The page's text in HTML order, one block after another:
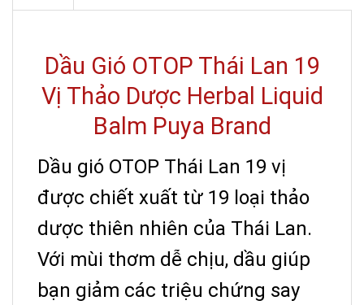
Dầu Gió OTOP Thái Lan 19
Vị Thảo Dược Herbal Liquid
Balm Puya Brand
Dầu gió OTOP Thái Lan 19 vị
được chiết xuất từ 19 loại thảo
dược thiên nhiên của Thái Lan.
Với mùi thơm dễ chịu, dầu giúp
bạn giảm các triệu chứng say